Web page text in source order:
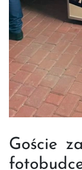
Goście